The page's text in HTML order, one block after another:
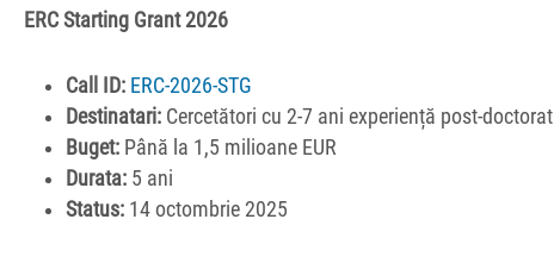
ERC Starting Grant 2026
Call ID: ERC-2026-STG
Destinatari: Cercetători cu 2-7 ani experiență post-doctorat
Buget: Până la 1,5 milioane EUR
Durata: 5 ani
Status: 14 octombrie 2025